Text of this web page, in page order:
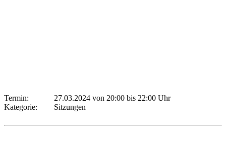
Termin: 27.03.2024 von 20:00 bis 22:00 Uhr
Kategorie:
Sitzungen